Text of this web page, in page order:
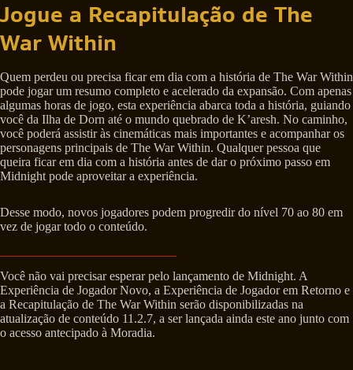
Jogue a Recapitulação de The
War Within
Quem perdeu ou precisa ficar em dia com a história de The War Within
pode jogar um resumo completo e acelerado da expansão. Com apenas
algumas horas de jogo, esta experiência abarca toda a história, guiando
você da Ilha de Dorn até o mundo quebrado de K’aresh. No caminho,
você poderá assistir às cinemáticas mais importantes e acompanhar os
personagens principais de The War Within. Qualquer pessoa que
queira ficar em dia com a história antes de dar o próximo passo em
Midnight pode aproveitar a experiência.
Desse modo, novos jogadores podem progredir do nível 70 ao 80 em
vez de jogar todo o conteúdo.
Você não vai precisar esperar pelo lançamento de Midnight. A
Experiência de Jogador Novo, a Experiência de Jogador em Retorno e
a Recapitulação de The War Within serão disponibilizadas na
atualização de conteúdo 11.2.7, a ser lançada ainda este ano junto com
o acesso antecipado à Moradia.